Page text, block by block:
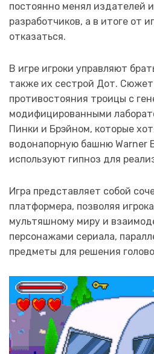
постоянно менял издателей
разработчиков, а в итоге от
отказаться.
В игре игроки управляют
также их сестрой Дот. Сюжет
противостояния троицы с
модифицированными
Пинки и Брэйном, которые
водонапорную башню Warner
используют гипноз для
Игра представляет собой
платформера, позволяя
мультяшному миру и
персонажами сериала,
предметы для решения